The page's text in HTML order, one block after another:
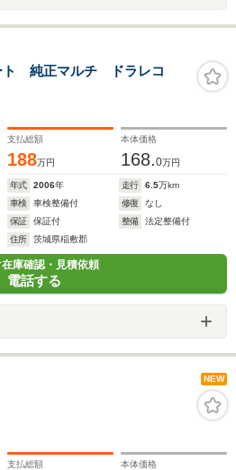
純正マルチ ドラレコ
支払総額
188万円
本体価格
168.0万円
年式 2006年 走行 6.5万km
車検
車検整備付 修復
なし
保証
保証付 整備
法定整備付
住所
茨城県稲敷郡
庫確認・見積依頼
電話する
NEW
支払総額 本体価格